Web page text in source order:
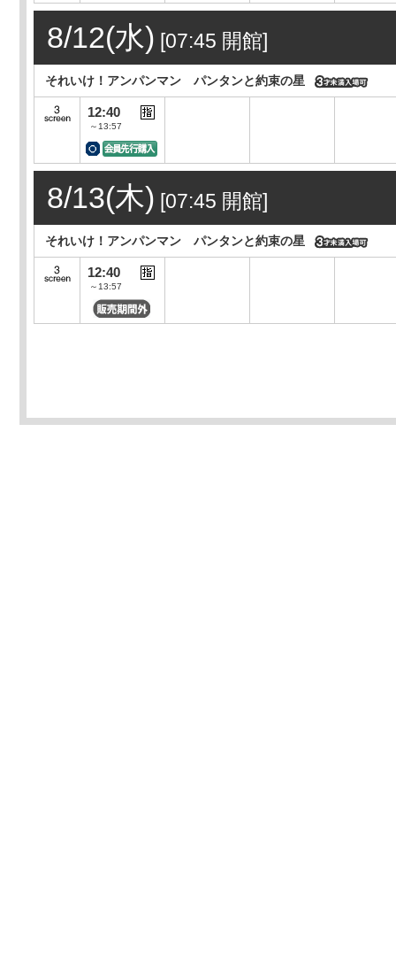
8/12(水) [07:45 開館]
それいけ！アンパンマン パンタンと約束の星
12:40
～13:57
8/13(木) [07:45 開館]
それいけ！アンパンマン パンタンと約束の星
12:40
～13:57